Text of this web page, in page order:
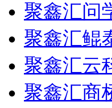
聚鑫汇问
聚鑫汇鲲
聚鑫汇云
聚鑫汇商